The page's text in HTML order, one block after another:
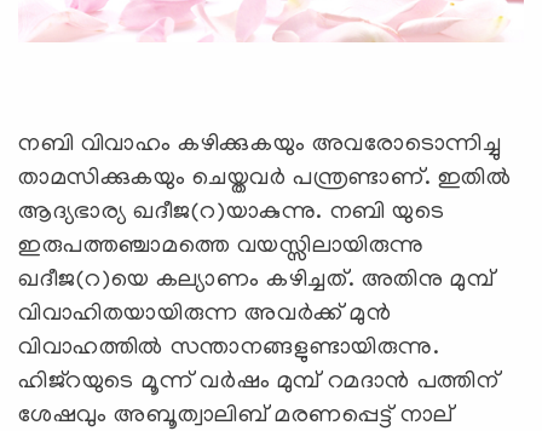
നബി വിവാഹം കഴിക്കുകയും അവരോടൊന്നിച്ചു
താമസിക്കുകയും ചെയ്തവര്‍ പന്ത്രണ്ടാണ്. ഇതില്‍
ആദ്യഭാര്യ ഖദീജ(റ)യാകുന്നു. നബി യുടെ
ഇരുപത്തഞ്ചാമത്തെ വയസ്സിലായിരുന്നു
ഖദീജ(റ)യെ കല്യാണം കഴിച്ചത്. അതിനു മുമ്പ്
വിവാഹിതയായിരുന്ന അവര്‍ക്ക്‌ മുന്‍
വിവാഹത്തില്‍ സന്താനങ്ങളുണ്ടായിരുന്നു.
ഹിജ്‌റയുടെ മൂന്ന് വര്‍ഷം മുമ്പ് റമദാന്‍ പത്തിന്
ശേഷവും അബൂത്വാലിബ് മരണപ്പെട്ട് നാല്